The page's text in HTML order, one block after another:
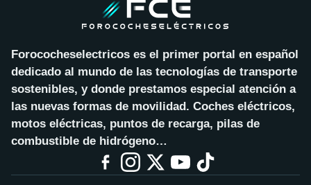
Forococheselectricos es el primer portal en español
dedicado al mundo de las tecnologías de transporte
sostenibles, y donde prestamos especial atención a
las nuevas formas de movilidad. Coches eléctricos,
motos eléctricas, puntos de recarga, pilas de
combustible de hidrógeno…